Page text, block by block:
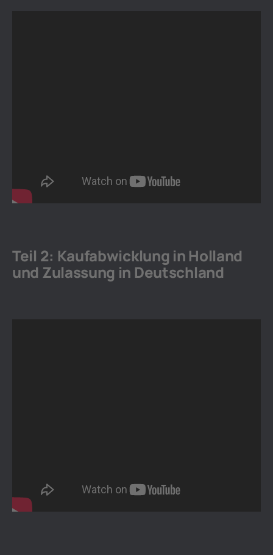
Teil 2: Kaufabwicklung in Holland
und Zulassung in Deutschland